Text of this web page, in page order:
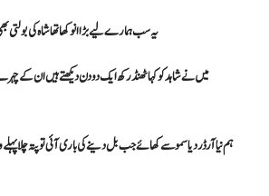
یہ سب ہمارے لیے بڑا انوکھا تھا شاہ کی بولتی
میں نے شاہد کو کہا ٹھنڈ رکھ ایک دو دن دیکھتے ہیں ان کے
ہم نیا آرڈر دیا سموسے کھائے جب بل دینے کی باری آئی تو پتہ چلا